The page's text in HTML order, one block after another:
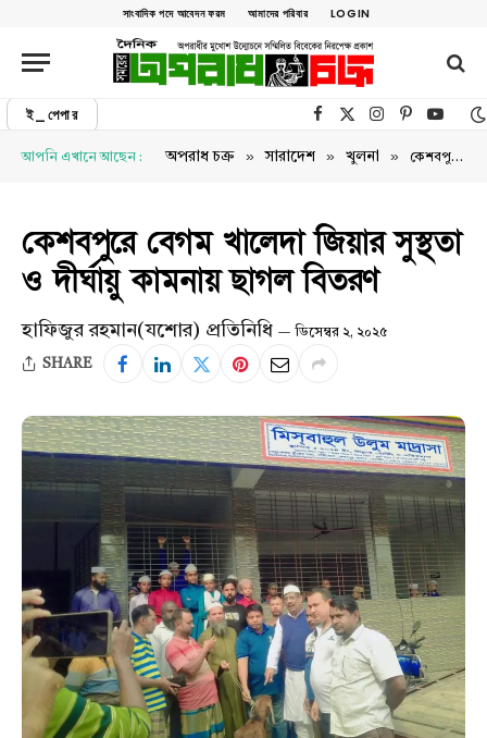
সাংবাদিক পদে আবেদন ফরম আমাদের পরিবার LOGIN
ই_পেপার Facebook
X (Twitter)Instagram
Pinterest
আপনি এখানে আছেন : অপরাধ চক্র » সারাদেশ » খুলনা » কেশবপুরে বেগম খালেদা জিয়ার সুস্থতা ও দীর্ঘায়ু কামনায় ছাগল বিতরণ
কেশবপুরে বেগম খালেদা জিয়ার সুস্থতা
ও দীর্ঘায়ু কামনায় ছাগল বিতরণ
হাফিজুর রহমান(যশোর) প্রতিনিধি ডিসেম্বর ২, ২০২৫
SHARE